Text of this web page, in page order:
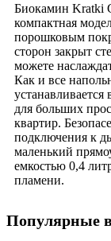
Биокамин Kratki
компактная
порошковым
сторон закрыт
можете
Как и все
для больших
квартир.
подключения к
маленький
емкостью 0,4
пламени.
Популярные в